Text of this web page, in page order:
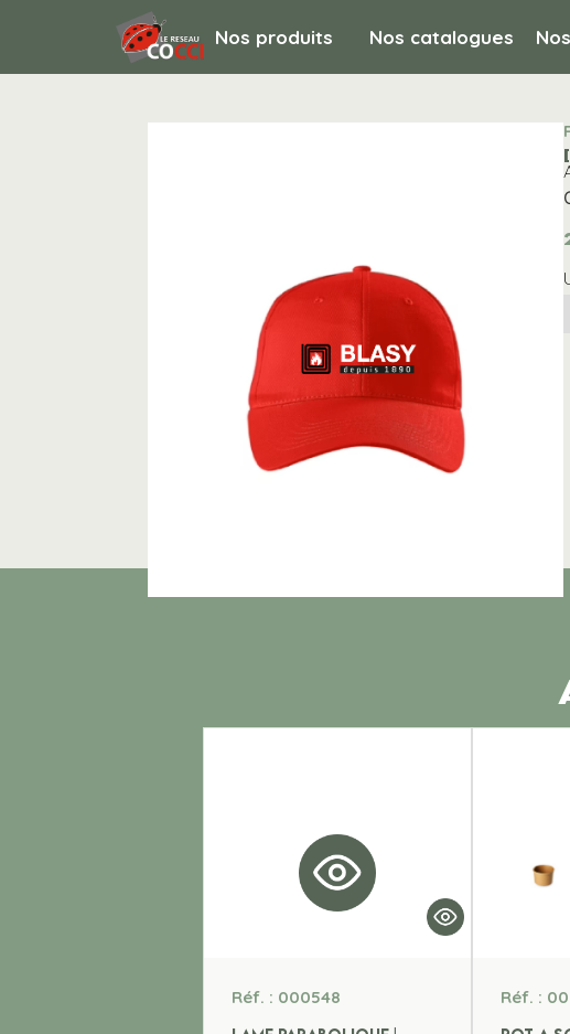
Nos produits Nos catalogues
Réf. : 000548 Réf. :